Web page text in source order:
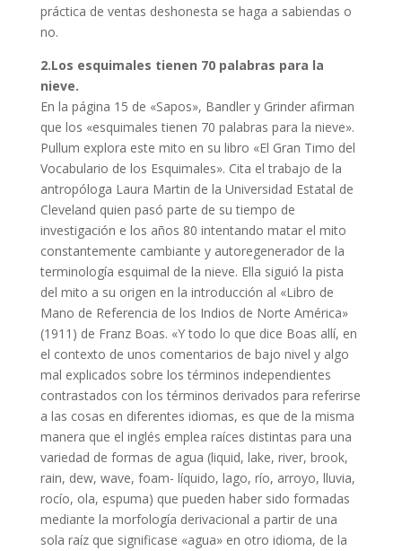
práctica de ventas deshonesta se haga a sabiendas o
no.
2.Los esquimales tienen 70 palabras para la
nieve.
En la página 15 de «Sapos», Bandler y Grinder afirman
que los «esquimales tienen 70 palabras para la nieve».
Pullum explora este mito en su libro «El Gran Timo del
Vocabulario de los Esquimales». Cita el trabajo de la
antropóloga Laura Martin de la Universidad Estatal de
Cleveland quien pasó parte de su tiempo de
investigación e los años 80 intentando matar el mito
constantemente cambiante y autoregenerador de la
terminología esquimal de la nieve. Ella siguió la pista
del mito a su origen en la introducción al «Libro de
Mano de Referencia de los Indios de Norte América»
(1911) de Franz Boas. «Y todo lo que dice Boas allí, en
el contexto de unos comentarios de bajo nivel y algo
mal explicados sobre los términos independientes
contrastados con los términos derivados para referirse
a las cosas en diferentes idiomas, es que de la misma
manera que el inglés emplea raíces distintas para una
variedad de formas de agua (liquid, lake, river, brook,
rain, dew, wave, foam- líquido, lago, río, arroyo, lluvia,
rocío, ola, espuma) que pueden haber sido formadas
mediante la morfología derivacional a partir de una
sola raíz que significase «agua» en otro idioma, de la